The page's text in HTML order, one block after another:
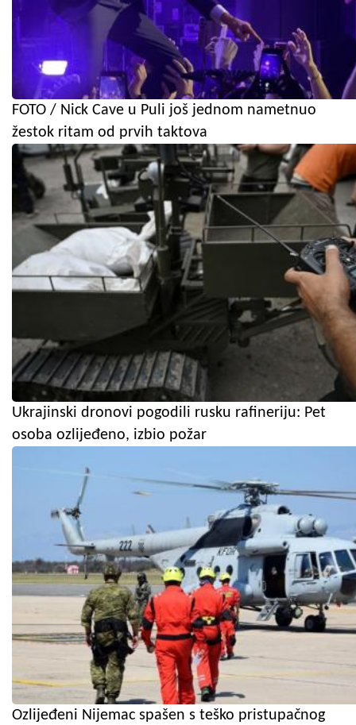
FOTO / Nick Cave u Puli još jednom nametnuo
žestok ritam od prvih taktova
Ukrajinski dronovi pogodili rusku rafineriju: Pet
osoba ozlijeđeno, izbio požar
Ozlijeđeni Nijemac spašen s teško pristupačnog